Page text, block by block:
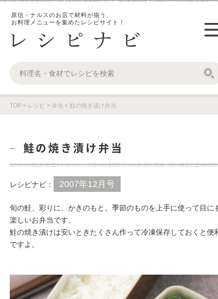
原信・ナルスのお店で材料が揃う、
お料理メニューを集めたレシピサイト！
TOP > レシピ > 弁当 > 鮭の焼き漬け弁当
鮭の焼き漬け弁当
レシピナビ： 2007年12月号
旬の鮭、彩りに、かきのもと。季節のものを上手に使って目に
楽しいお弁当です。
鮭の焼き漬けは安いときたくさん作って冷凍保存しておくと便
ですよ。